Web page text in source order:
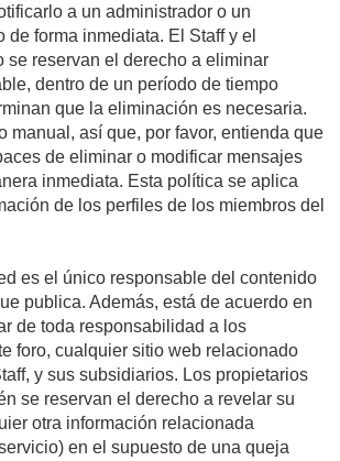
a un administrador o un
de forma inmediata. El Staff y el
se reservan el derecho a eliminar
dentro de un período de tiempo
que la eliminación es necesaria.
manual, así que, por favor, entienda que
de eliminar o modificar mensajes
inmediata. Esta política se aplica
de los perfiles de los miembros del
es el único responsable del contenido
publica. Además, está de acuerdo en
de toda responsabilidad a los
foro, cualquier sitio web relacionado
y sus subsidiarios. Los propietarios
se reservan el derecho a revelar su
otra información relacionada
en el supuesto de una queja